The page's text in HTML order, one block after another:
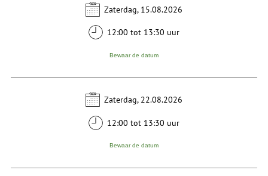
Zaterdag, 15.08.2026
12:00 tot 13:30 uur
Bewaar de datum
Zaterdag, 22.08.2026
12:00 tot 13:30 uur
Bewaar de datum